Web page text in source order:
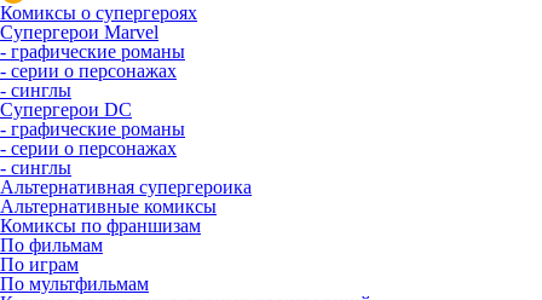
Комиксы о супергероях
Супергерои Marvel
- графические романы
- серии о персонажах
- синглы
Супергерои DC
- графические романы
- серии о персонажах
- синглы
Альтернативная супергероика
Альтернативные комиксы
Комиксы по франшизам
По фильмам
По играм
По мультфильмам